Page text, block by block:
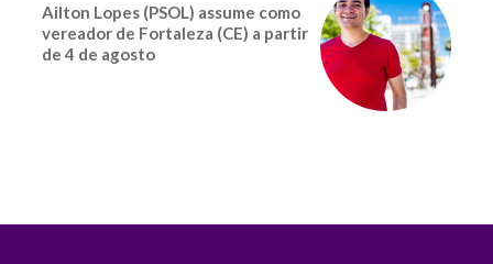
Ailton Lopes (PSOL) assume como
vereador de Fortaleza (CE) a partir
de 4 de agosto